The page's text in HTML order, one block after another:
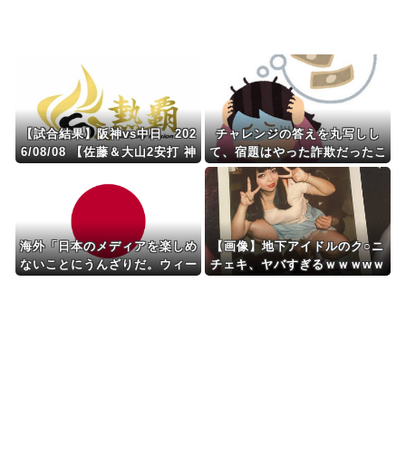
Powered by livedoor 相互RSS
【試合結果】阪神vs中日 202
6/08/08 【佐藤＆大山2安打 神
無失点】
チャレンジの答えを丸写しし
て、宿題はやった詐欺だったこ
とが発覚し、子供と大喧嘩！さ
らにゴミ箱からは破り捨てられ
た封筒が出てきて…
海外「日本のメディアを楽しめ
ないことにうんざりだ。ウィー
【画像】地下アイドルのク○ニ
チェキ、ヤバすぎるｗｗｗwｗ